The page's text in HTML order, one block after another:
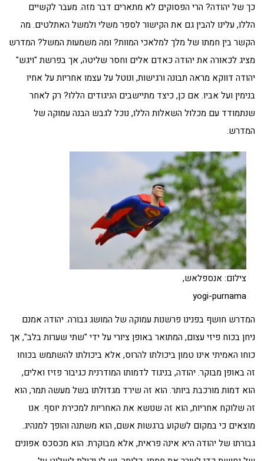
כך של יהודה? הרי הפסוקים לא מתארים דבר מזה. מעבר לקשיים
הללו, עלינו להבין גם את הקישור לספר משלי ולמשל האתלטים. מה
הקשר בין חמתו של מלך למלאכי המוות? ומה משמעות המשל? המדרש
מציג לכאורה את יהודה כאדם אלים וחסר שליטה, אך בפרשת "ויגש"
יהודה דווקא מראה תבונה ורגישות, ונוטל על עצמו אחריות על אחיו
בנימין ועל אביו. אם כן, כיצד מתיישבים הניגודים הללו? רק לאחר
שנתמודד עם מכלול השאלות הללו, נוכל לגבש הבנה עמוקה של
המדרש.
צילום: אנספלאש,
yogi-purnama
המדרש חושף בפנינו פרשנות עמוקה של המושג גבורה. יהודה אמנם
ניחן בכוח פיזי עצום, המתואר באופן ציורי על ידי "שתי שערות בלב", אך
כוחו האמיתי אינו טמון ביכולתו להרוס, אלא ביכולתו להשתמש בכוחו
זה באופן מבוקר. יהודה, בניגוד לדמותו המודרנית כגיבור פזיז ואלים,
הוא דמות מורכבת ביותר. הוא זה שירד מגדולתו בשל מעשה תמר, הוא
זה שלוקח אחריות, הוא זה שנושא את האחריות למכירת יוסף. אנו
מוצאים כי במקום לשקוע ברגשות אשם, הוא משתנה והופך למנהיג.
גבורתו של יהודה היא אינה פראית, אלא מבוקרת. הוא מכסכס אפונים